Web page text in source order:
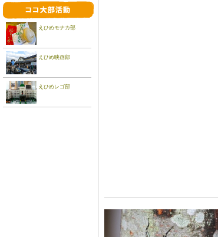
えひめモナカ部
えひめ映画部
えひめレゴ部